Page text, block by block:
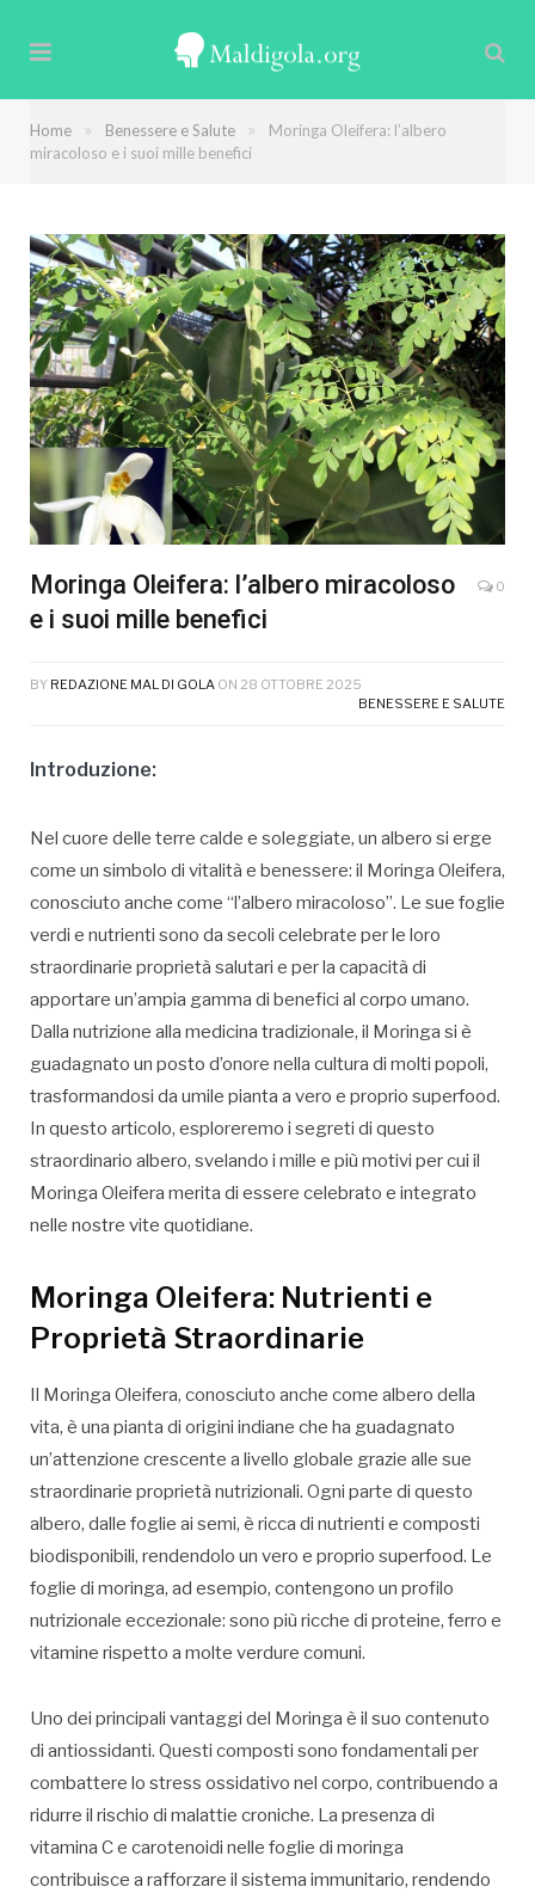
Home » Benessere e Salute »
Moringa Oleifera: l’albero
miracoloso e i suoi mille benefici
Moringa Oleifera: l’albero miracoloso
e i suoi mille benefici
0
BY REDAZIONE MAL DI GOLA ON 28 OTTOBRE 2025
BENESSERE E SALUTE
Introduzione:
Nel cuore delle terre calde e soleggiate, un albero si erge
come un simbolo di vitalità e benessere: il Moringa Oleifera,
conosciuto anche come “l’albero miracoloso”. Le sue foglie
verdi e nutrienti sono da secoli celebrate per le loro
straordinarie proprietà salutari e per la capacità di
apportare un’ampia gamma di benefici al corpo umano.
Dalla nutrizione alla medicina tradizionale, il Moringa si è
guadagnato un posto d’onore nella cultura di molti popoli,
trasformandosi da umile pianta a vero e proprio superfood.
In questo articolo, esploreremo i segreti di questo
straordinario albero, svelando i mille e più motivi per cui il
Moringa Oleifera merita di essere celebrato e integrato
nelle nostre vite quotidiane.
Moringa Oleifera: Nutrienti e
Proprietà Straordinarie
Il Moringa Oleifera, conosciuto anche come albero della
vita, è una pianta di origini indiane che ha guadagnato
un’attenzione crescente a livello globale grazie alle sue
straordinarie proprietà nutrizionali. Ogni parte di questo
albero, dalle foglie ai semi, è ricca di nutrienti e composti
biodisponibili, rendendolo un vero e proprio superfood. Le
foglie di moringa, ad esempio, contengono un profilo
nutrizionale eccezionale: sono più ricche di proteine, ferro e
vitamine rispetto a molte verdure comuni.
Uno dei principali vantaggi del Moringa è il suo contenuto
di antiossidanti. Questi composti sono fondamentali per
combattere lo stress ossidativo nel corpo, contribuendo a
ridurre il rischio di malattie croniche. La presenza di
vitamina C e carotenoidi nelle foglie di moringa
contribuisce a rafforzare il sistema immunitario, rendendo